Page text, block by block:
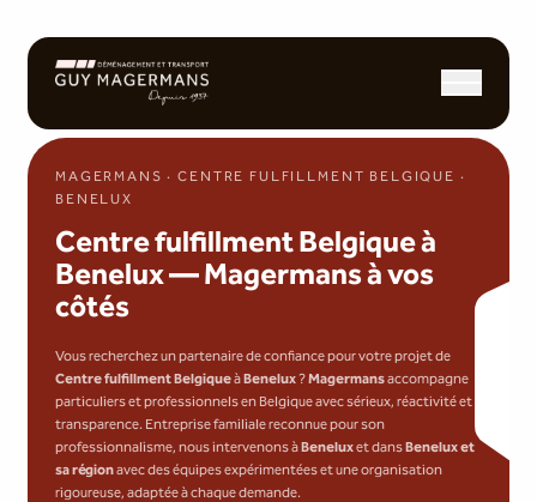
MAGERMANS · CENTRE FULFILLMENT BELGIQUE ·
BENELUX
Centre fulfillment Belgique à
Benelux — Magermans à vos
côtés
Vous recherchez un partenaire de confiance pour votre projet de
Centre fulfillment BelgiqueàBenelux ?Magermansaccompagne
particuliers et professionnels en Belgique avec sérieux, réactivité et
transparence. Entreprise familiale reconnue pour son
professionnalisme, nous intervenons àBeneluxet dansBenelux et
sa régionavec des équipes expérimentées et une organisation
rigoureuse, adaptée à chaque demande.